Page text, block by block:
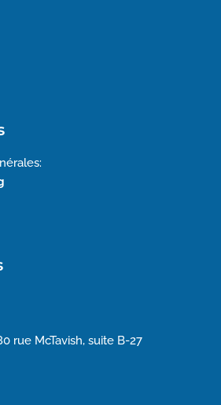
rue McTavish, suite B-27